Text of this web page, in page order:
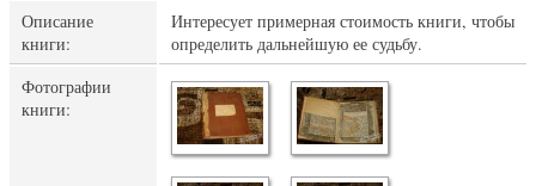
Описание
книги:
Интересует примерная стоимость книги, чтобы
определить дальнейшую ее судьбу.
Фотографии
книги: